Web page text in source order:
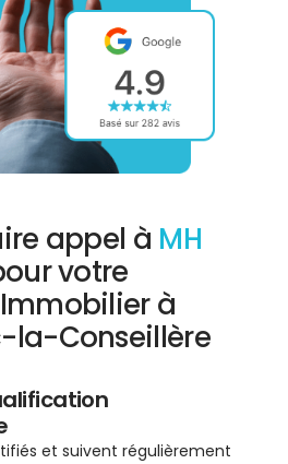
appel à MH
votre
à
la-Conseillère
et suivent régulièrement